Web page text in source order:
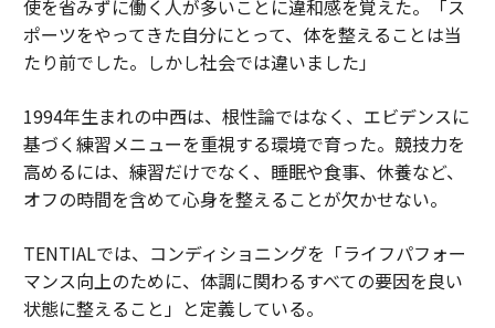
使を省みずに働く人が多いことに違和感を覚えた。「ス
ポーツをやってきた自分にとって、体を整えることは当
たり前でした。しかし社会では違いました」
1994年生まれの中西は、根性論ではなく、エビデンスに
基づく練習メニューを重視する環境で育った。競技力を
高めるには、練習だけでなく、睡眠や食事、休養など、
オフの時間を含めて心身を整えることが欠かせない。
TENTIALでは、コンディショニングを「ライフパフォー
マンス向上のために、体調に関わるすべての要因を良い
状態に整えること」と定義している。